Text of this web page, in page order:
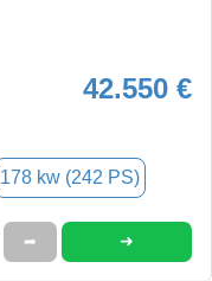
42.550 €
178 kw (242 PS)
➦ ➜